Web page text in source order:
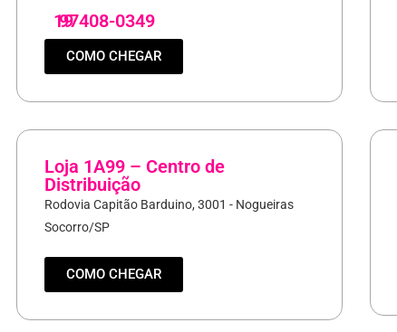
19
97408-0349
COMO CHEGAR
Loja 1A99 – Centro de
Distribuição
Rodovia Capitão Barduino, 3001 - Nogueiras
Socorro/SP
COMO CHEGAR